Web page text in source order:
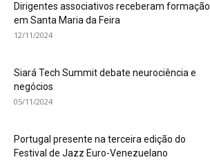
Dirigentes associativos receberam formação
em Santa Maria da Feira
12/11/2024
Siará Tech Summit debate neurociência e
negócios
05/11/2024
Portugal presente na terceira edição do
Festival de Jazz Euro-Venezuelano